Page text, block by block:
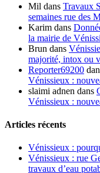
Mil dans Travaux
semaines rue des
Karim dans
la mairie de
Brun dans
majorité, intox ou
Reporter69200
Vénissieux :
slaimi adnen dans
Vénissieux :
Articles récents
Vénissieux :
Vénissieux : rue
travaux d’eau